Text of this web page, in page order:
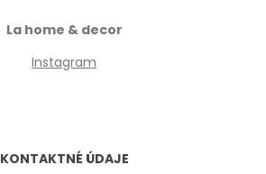
La home & decor
Instagram
KONTAKTNÉ ÚDAJE